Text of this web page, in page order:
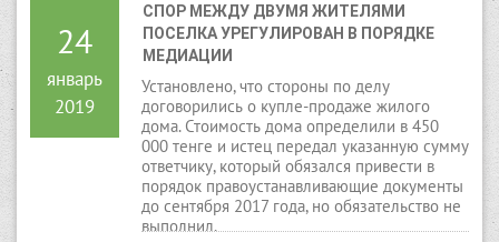
24
январь
2019
СПОР МЕЖДУ ДВУМЯ ЖИТЕЛЯМИ
ПОСЕЛКА УРЕГУЛИРОВАН В ПОРЯДКЕ
МЕДИАЦИИ
Установлено, что стороны по делу
договорились о купле-продаже жилого
дома. Стоимость дома определили в 450
000 тенге и истец передал указанную сумму
ответчику, который обязался привести в
порядок правоустанавливающие документы
до сентября 2017 года, но обязательство не
выполнил.